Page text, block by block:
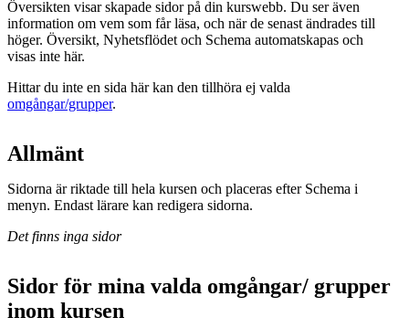
Översikten visar skapade sidor på din kurswebb. Du ser även
information om vem som får läsa, och när de senast ändrades till
höger. Översikt, Nyhetsflödet och Schema automatskapas och
visas inte här.
Hittar du inte en sida här kan den tillhöra ej valda
omgångar/grupper.
Allmänt
Sidorna är riktade till hela kursen och placeras efter Schema i
menyn. Endast lärare kan redigera sidorna.
Det finns inga sidor
Sidor för mina valda omgångar/ grupper
inom kursen